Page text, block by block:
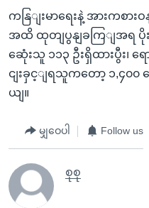
ကနြျးမာရေးနဲ့ အားကစား
အထိ ထုတျပွနျခကြျအရ ပို
ဆေုံးသူ ၁၁၃ ဦးရှိထားပွီး၊ ရ
ငျးခှင့ျရသူကတော့ ၁,၄၀၀
ယျ။
မျှဝေပါ Follow us
စုစု